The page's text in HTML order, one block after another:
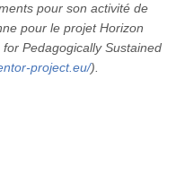
pour son activité de
pour le projet Horizon
Pedagogically Sustained
project.eu/).